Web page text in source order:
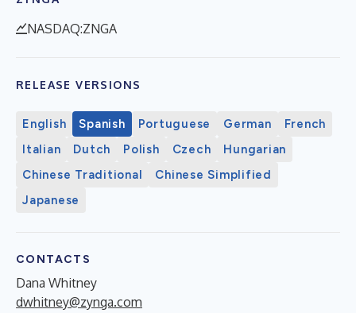
NASDAQ:ZNGA
RELEASE VERSIONS
English Spanish Portuguese German
French
Italian
Dutch Polish Czech
Hungarian
Chinese Traditional
Chinese Simplified
Japanese
CONTACTS
Dana Whitney
dwhitney@zynga.com